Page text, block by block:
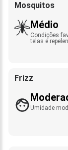
Mosquitos
Médio
Condições
telas e
Frizz
Umidade